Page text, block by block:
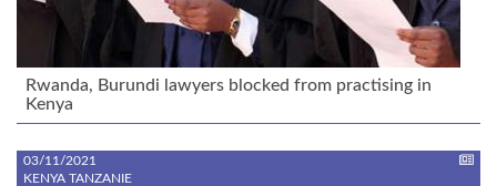
Rwanda, Burundi lawyers blocked from practising in
Kenya
03/11/2021
KENYA TANZANIE